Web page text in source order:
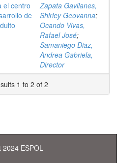
el centro
de
Zapata Gavilanes,
Shirley Geovanna;
Ocando Vivas,
Rafael José;
Samaniego Diaz,
Andrea Gabriela,
Director
1 to 2 of 2
2024 ESPOL